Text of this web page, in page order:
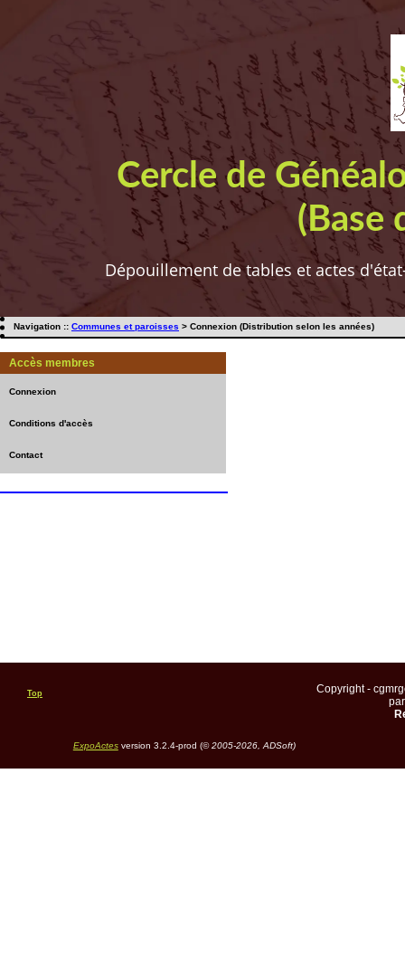
Cercle de
(Base
Dépouillement de tables et actes
Navigation :: Communes et paroisses > Connexion (Distribution selon les années)
Accès membres
Connexion
Conditions d'accès
Contact
Top
Copyright -
ExpoActesversion 3.2.4-prod (©2005-2026, ADSoft)